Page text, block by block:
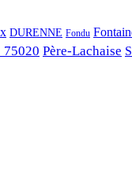
DURENNE Fondu
75020 Père-Lachaise